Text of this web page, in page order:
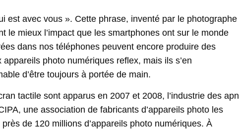
est avec vous ». Cette phrase, inventé par le photographe
le mieux l’impact que les smartphones ont sur le monde
dans nos téléphones peuvent encore produire des
photo numériques reflex, mais ils s’en
d’être toujours à portée de main.
tactile sont apparus en 2007 et 2008, l’industrie des apn
une association de fabricants d’appareils photo les
de 120 millions d’appareils photo numériques. À